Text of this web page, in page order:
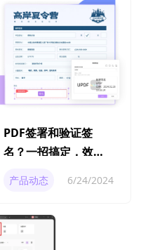
PDF签署和验证签
名？一招搞定，效率
产品动态 6/24/2024